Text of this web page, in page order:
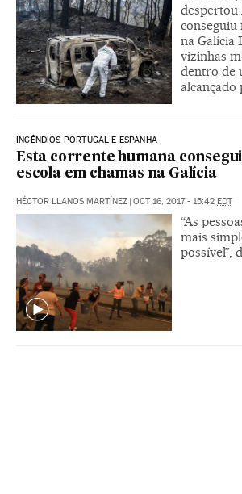
despertou
na Galícia
vizinhas
dentro de
alcançado
INCÊNDIOS PORTUGAL E ESPANHA
Esta corrente humana
escola em chamas na Galícia
HÉCTOR LLANOS MARTÍNEZ | OCT 16, 2017 - 15:42 EDT
“As
mais
possível”,